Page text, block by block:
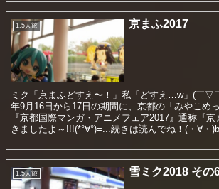
1.5人旅 京まふ2017
ミク「京まふどすえ〜！」私「どすえ…w」(￣▽
年9月16日から17日の期間に、京都の「みやこめ
『京都国際マンガ・アニメフェア2017』通称『
きましたよ～!!!(*°∀°)=...続きは読んでね！(・∀・)b
1.5人旅 雪ミク2018 その